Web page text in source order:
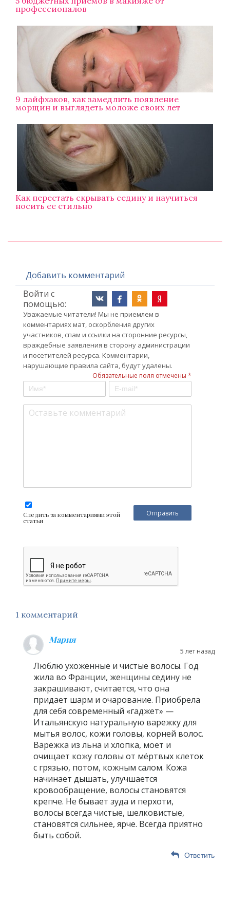
профессионалов
9 лайфхаков, как замедлить появление
морщин и выглядеть моложе своих лет
Как перестать скрывать седину и научиться
носить ее стильно
Добавить комментарий
Войти с
помощью:
Уважаемые читатели! Мы не приемлем в
комментариях мат, оскорбления других
участников, спам и ссылки на сторонние ресурсы,
враждебные заявления в сторону администрации
и посетителей ресурса. Комментарии,
нарушающие правила сайта, будут удалены.
Обязательные поля отмечены *
Следить за комментариями этой
статьи
1 комментарий
Мария
5 лет назад
Люблю ухоженные и чистые волосы. Год
жила во Франции, женщины седину не
закрашивают, считается, что она
придает шарм и очарование. Приобрела
для себя современный «гаджет» —
Итальянскую натуральную варежку для
мытья волос, кожи головы, корней волос.
Варежка из льна и хлопка, моет и
очищает кожу головы от мёртвых клеток
с грязью, потом, кожным салом. Кожа
начинает дышать, улучшается
кровообращение, волосы становятся
крепче. Не бывает зуда и перхоти,
волосы всегда чистые, шелковистые,
становятся сильнее, ярче. Всегда приятно
быть собой.
Ответить